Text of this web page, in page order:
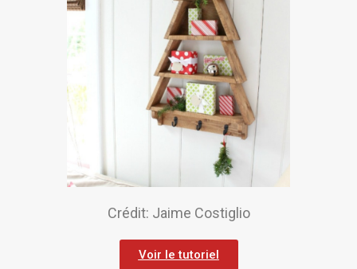
Crédit: Jaime Costiglio
Voir le tutoriel